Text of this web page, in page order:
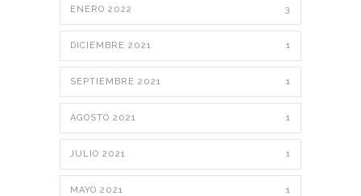
ENERO 2022 3
DICIEMBRE 2021 1
SEPTIEMBRE 2021 1
AGOSTO 2021 1
JULIO 2021 1
MAYO 2021 1